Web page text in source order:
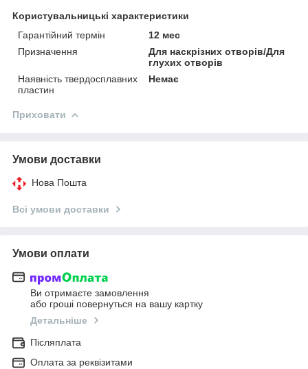
Користувальницькі характеристики
Гарантійний термін
12 мес
Призначення
Для наскрізних отворів/Для
глухих отворів
Наявність твердосплавних
пластин
Немає
Приховати
Умови доставки
Нова Пошта
Всі умови доставки
Умови оплати
Ви отримаєте замовлення
або гроші повернуться на вашу картку
Детальніше
Післяплата
Оплата за реквізитами